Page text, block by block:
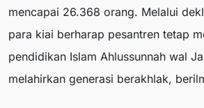
mencapai 26.368 orang. Melalui
para kiai berharap pesantren tetap
pendidikan Islam Ahlussunnah wal
melahirkan generasi berakhlak,